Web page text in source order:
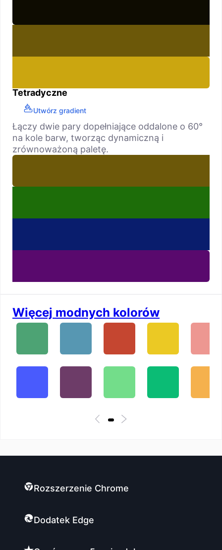
Tetradyczne
Utwórz gradient
Łączy dwie pary dopełniające oddalone o 60°
na kole barw, tworząc dynamiczną i
zrównoważoną paletę.
Więcej modnych kolorów
Rozszerzenie Chrome
Dodatek Edge